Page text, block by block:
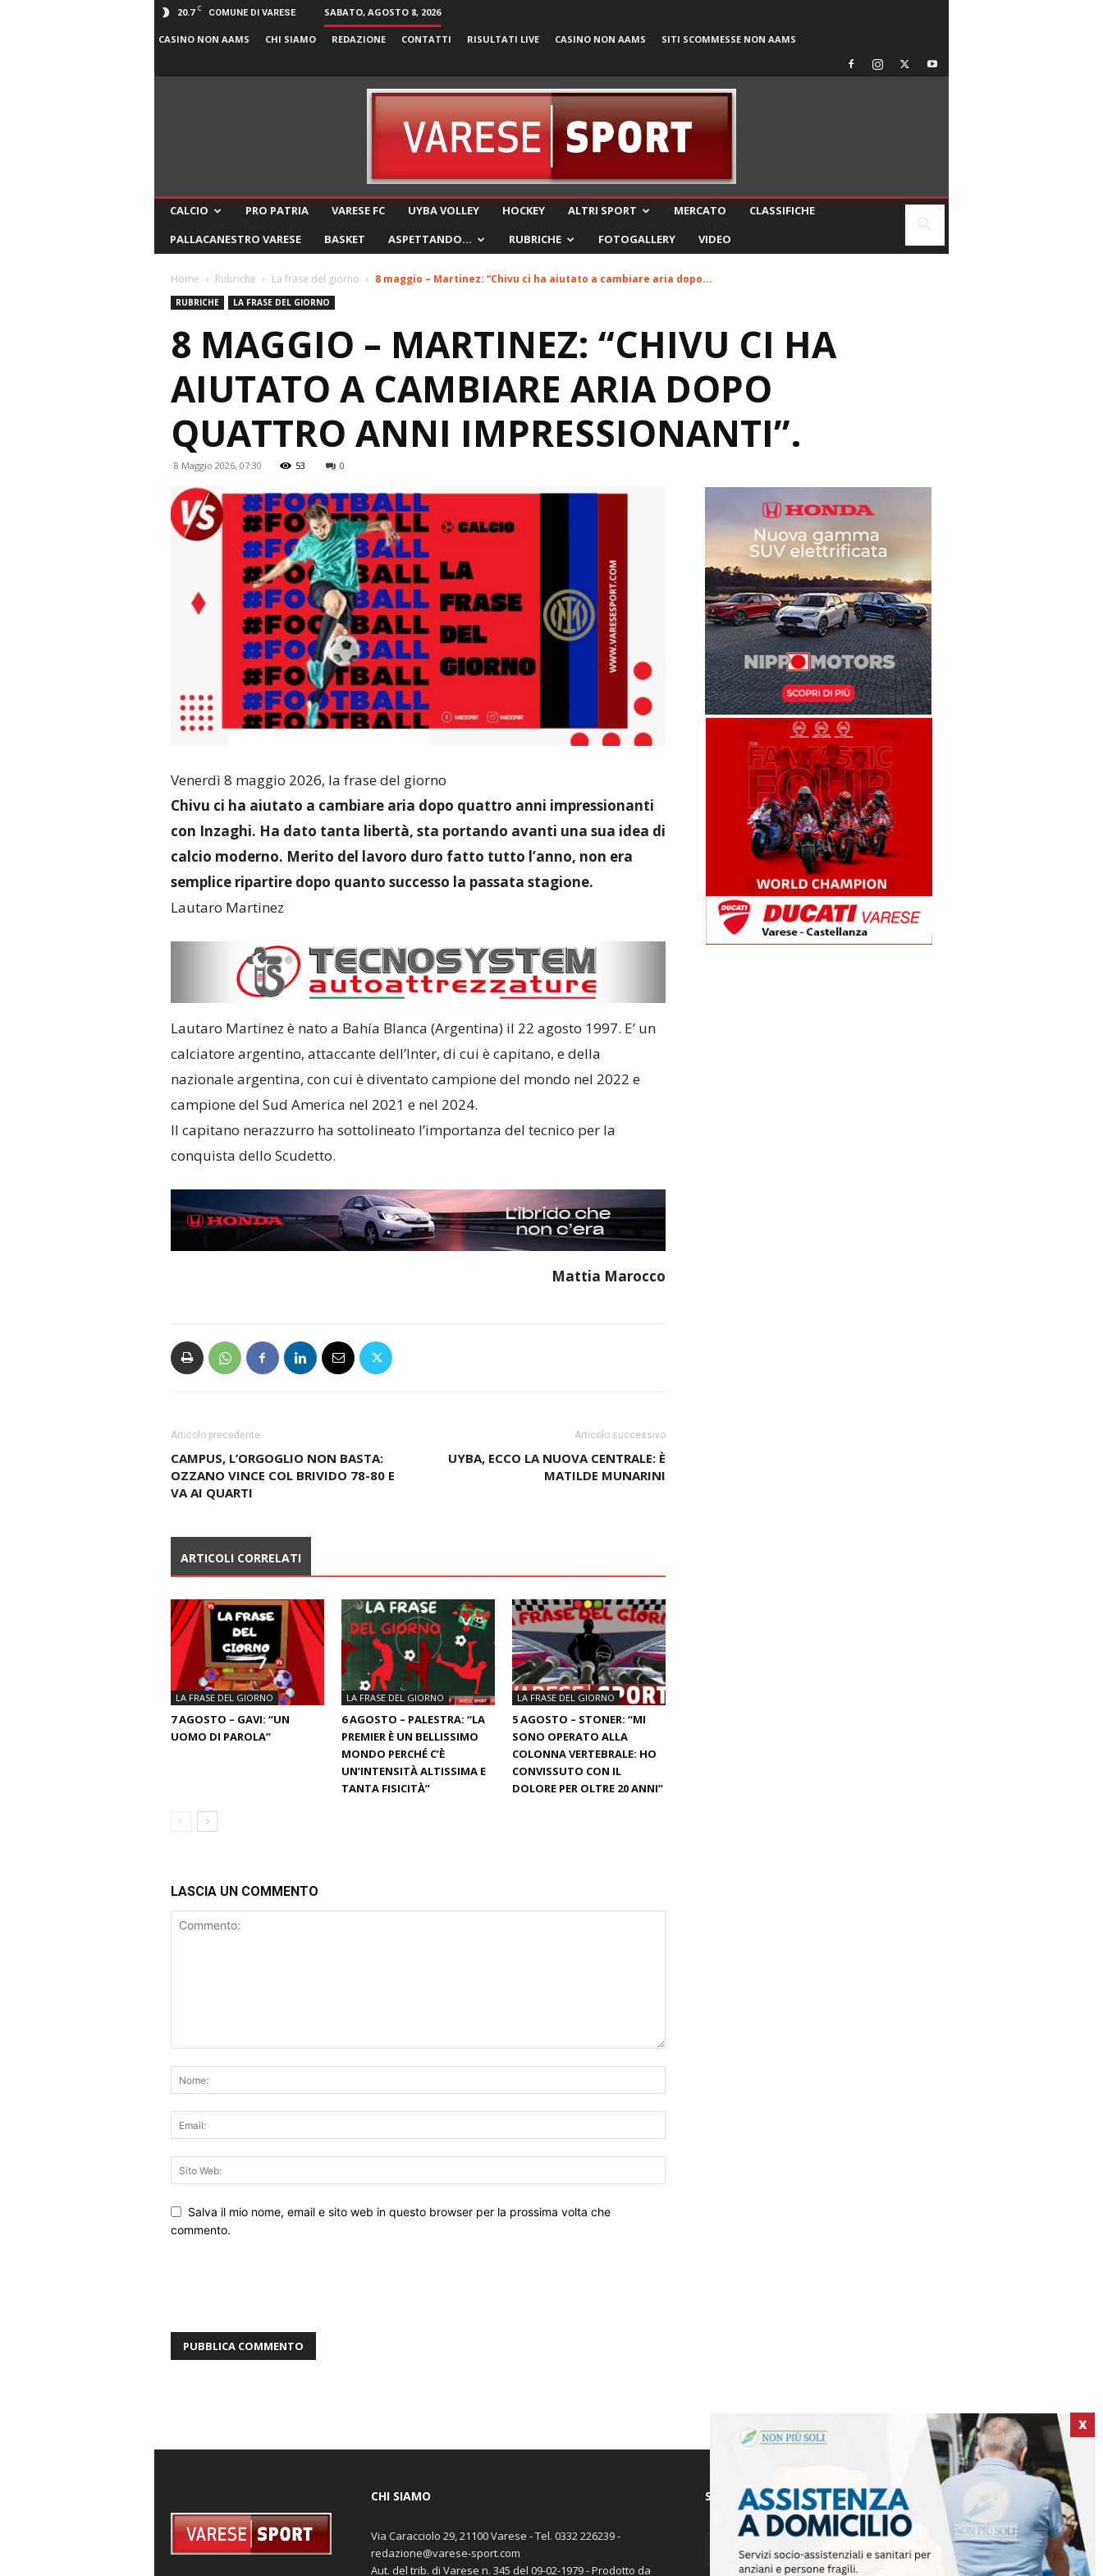
20.7 C COMUNE DI VARESE SABATO, AGOSTO 8, 2026
CASINO NON AAMS CHI SIAMO REDAZIONE CONTATTI RISULTATI LIVE CASINO NON AAMS SITI SCOMMESSE NON AAMS
CALCIO PRO PATRIA VARESE FC UYBA VOLLEY HOCKEY ALTRI SPORT MERCATO
CLASSIFICHE
PALLACANESTRO VARESE
BASKET ASPETTANDO… RUBRICHE FOTOGALLERY VIDEO
Home Rubriche La frase del giorno 8 maggio – Martinez: “Chivu ci ha aiutato a cambiare aria dopo...
RUBRICHE LA FRASE DEL GIORNO
8 MAGGIO – MARTINEZ: “CHIVU CI HA
AIUTATO A CAMBIARE ARIA DOPO
QUATTRO ANNI IMPRESSIONANTI”.
8 Maggio 2026, 07:30 53 0
Venerdì 8 maggio 2026, la frase del giorno
Chivu ci ha aiutato a cambiare aria dopo quattro anni impressionanti
con Inzaghi. Ha dato tanta libertà, sta portando avanti una sua idea di
calcio moderno. Merito del lavoro duro fatto tutto l’anno, non era
semplice ripartire dopo quanto successo la passata stagione.
Lautaro Martinez
Lautaro Martinez è nato a Bahía Blanca (Argentina) il 22 agosto 1997. E’ un
calciatore argentino, attaccante dell’Inter, di cui è capitano, e della
nazionale argentina, con cui è diventato campione del mondo nel 2022 e
campione del Sud America nel 2021 e nel 2024.
Il capitano nerazzurro ha sottolineato l’importanza del tecnico per la
conquista dello Scudetto.
Mattia Marocco
Articolo precedente
CAMPUS, L’ORGOGLIO NON BASTA:
OZZANO VINCE COL BRIVIDO 78-80 E
VA AI QUARTI
Articolo successivo
UYBA, ECCO LA NUOVA CENTRALE: È
MATILDE MUNARINI
ARTICOLI CORRELATI
LA FRASE DEL GIORNO
7 AGOSTO – GAVI: “UN
UOMO DI PAROLA”
LA FRASE DEL GIORNO
6 AGOSTO – PALESTRA: “LA
PREMIER È UN BELLISSIMO
MONDO PERCHÉ C’È
UN’INTENSITÀ ALTISSIMA E
TANTA FISICITÀ”
LA FRASE DEL GIORNO
5 AGOSTO – STONER: “MI
SONO OPERATO ALLA
COLONNA VERTEBRALE: HO
CONVISSUTO CON IL
DOLORE PER OLTRE 20 ANNI”
LASCIA UN COMMENTO
Salva il mio nome, email e sito web in questo browser per la prossima volta che
commento.
X
CHI SIAMO
Via Caracciolo 29, 21100 Varese - Tel. 0332 226239 -
redazione@varese-sport.com
Aut. del trib. di Varese n. 345 del 09-02-1979 - Prodotto da
SEGUICI